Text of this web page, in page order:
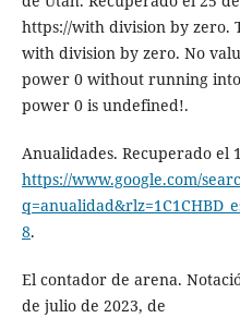
https://with division by zero.
with division by zero. No
power 0 without running
power 0 is undefined!.
Anualidades. Recuperado el
https://www.google.com/
8.
El contador de arena.
de julio de 2023, de